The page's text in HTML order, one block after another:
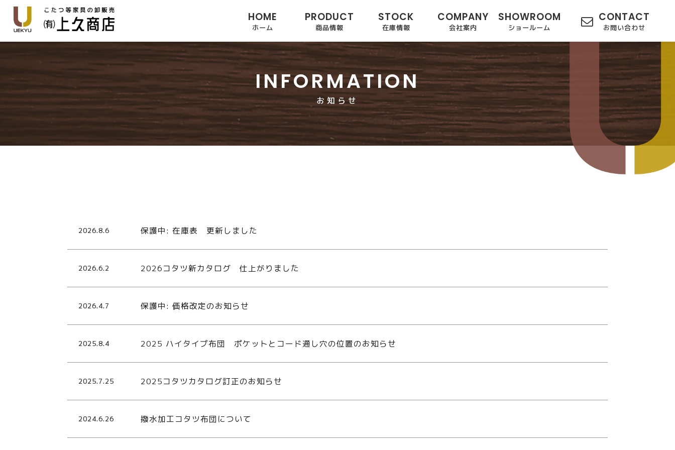
HOME
ホーム
PRODUCT
商品情報
STOCK
在庫情報
COMPANY
会社案内
SHOWROOM
ショールーム
CONTACT
お問い合わせ
INFORMATION
お知らせ
2026.8.6 保護中: 在庫表 更新しました
2026.6.2 2026コタツ新カタログ 仕上がりました
2026.4.7 保護中: 価格改定のお知らせ
2025.8.4 2025 ハイタイプ布団 ポケットとコード通し穴の位置のお知らせ
2025.7.25 2025コタツカタログ訂正のお知らせ
2024.6.26 撥水加工コタツ布団について